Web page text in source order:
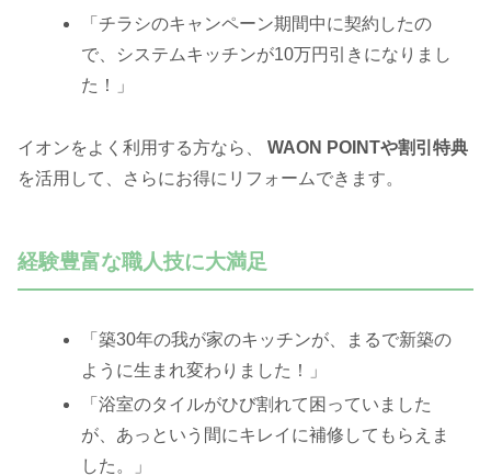
「チラシのキャンペーン期間中に契約したの
で、システムキッチンが10万円引きになりまし
た！」
イオンをよく利用する方なら、 WAON POINTや割引特典
を活用して、さらにお得にリフォームできます。
経験豊富な職人技に大満足
「築30年の我が家のキッチンが、まるで新築の
ように生まれ変わりました！」
「浴室のタイルがひび割れて困っていました
が、あっという間にキレイに補修してもらえま
した。」